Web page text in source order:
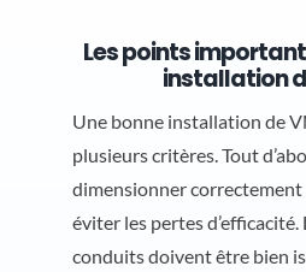
Les points
installation
Une bonne installation de
plusieurs critères. Tout
dimensionner correctement
éviter les pertes d’efficacité.
conduits doivent être bien